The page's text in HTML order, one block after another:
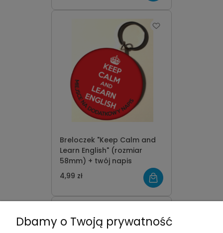
Breloczek "Keep Calm and
Learn English" (rozmiar
58mm) + twój napis
4,99 zł
Dbamy o Twoją prywatność